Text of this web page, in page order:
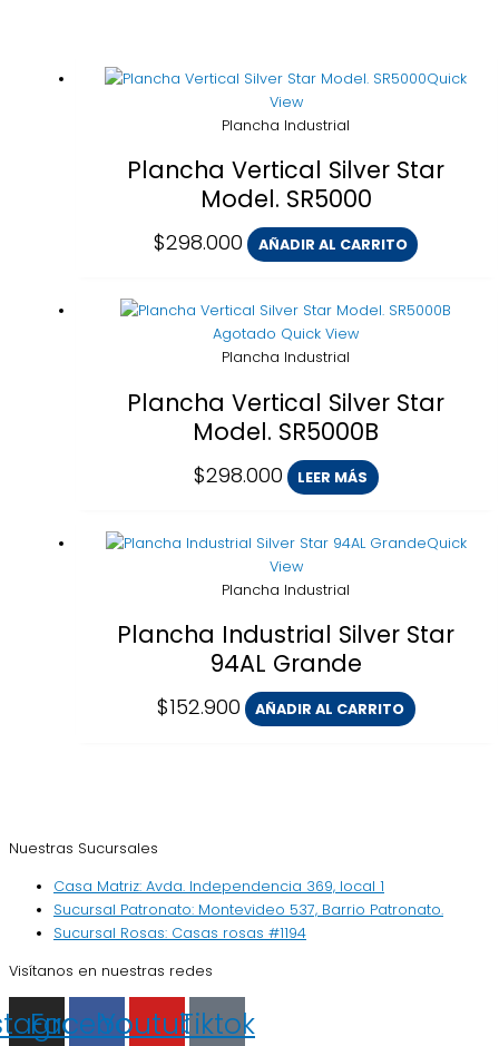
Quick
View
Plancha Industrial
Plancha Vertical Silver Star
Model. SR5000
$298.000 AÑADIR AL CARRITO
Agotado Quick View
Plancha Industrial
Plancha Vertical Silver Star
Model. SR5000B
$298.000 LEER MÁS
Quick
View
Plancha Industrial
Plancha Industrial Silver Star
94AL Grande
$152.900 AÑADIR AL CARRITO
Nuestras Sucursales
Casa Matriz: Avda. Independencia 369, local 1
Sucursal Patronato: Montevideo 537, Barrio Patronato.
Sucursal Rosas: Casas rosas #1194
Visítanos en nuestras redes
Facebook
YoutubeTiktok